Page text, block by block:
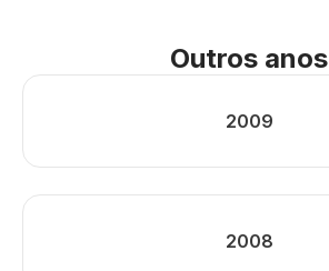
Outros anos
2009
2008